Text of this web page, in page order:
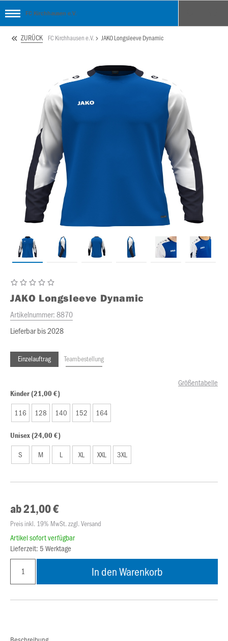
FC Kirchhausen e.V.
ZURÜCK FC Kirchhausen e.V. JAKO Longsleeve Dynamic
JAKO Longsleeve Dynamic
Artikelnummer:8870
Lieferbar bis 2028
Einzelauftrag Teambestellung
Größentabelle
Kinder (21,00 €)
116 128 140 152 164
Unisex (24,00 €)
S M L XL XXL 3XL
ab 21,00 €
Preis inkl. 19% MwSt. zzgl. Versand
Artikel sofort verfügbar
Lieferzeit: 5 Werktage
In den Warenkorb